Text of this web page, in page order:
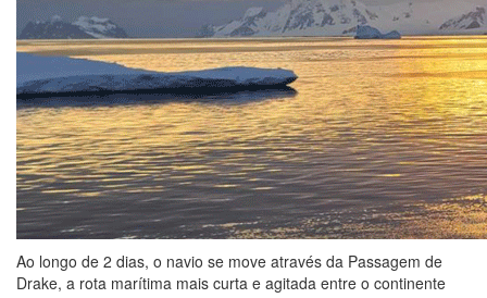
Ao longo de 2 dias, o navio se move através da Passagem de
Drake, a rota marítima mais curta e agitada entre o continente